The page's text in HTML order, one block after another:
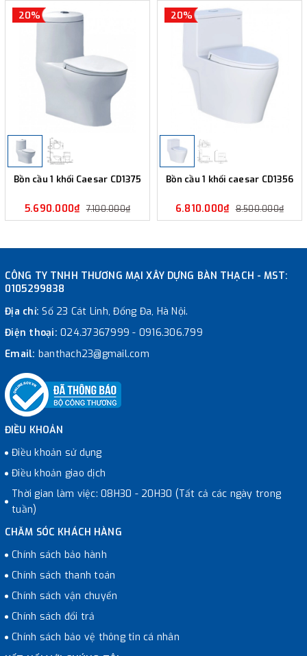
20%
Bồn cầu 1 khối Caesar CD1375
5.690.000₫ 7.100.000₫
20%
Bồn cầu 1 khối caesar CD1356
6.810.000₫ 8.500.000₫
CÔNG TY TNHH THƯƠNG MẠI XÂY DỰNG BÀN THẠCH - MST:
0105299838
Địa chỉ:Số 23 Cát Linh, Đống Đa, Hà Nội.
Điện thoại: 024.37367999 - 0916.306.799
Email: banthach23@gmail.com
ĐIỀU KHOẢN
Điều khoản sử dụng
Điều khoản giao dịch
Thời gian làm việc: 08H30 - 20H30 (Tất cả các ngày trong
tuần)
CHĂM SÓC KHÁCH HÀNG
Chính sách bảo hành
Chính sách thanh toán
Chính sách vận chuyển
Chính sách đổi trả
Chính sách bảo vệ thông tin cá nhân